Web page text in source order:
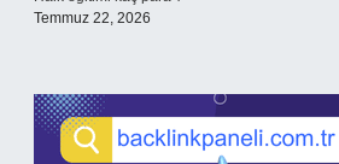
Temmuz 22, 2026